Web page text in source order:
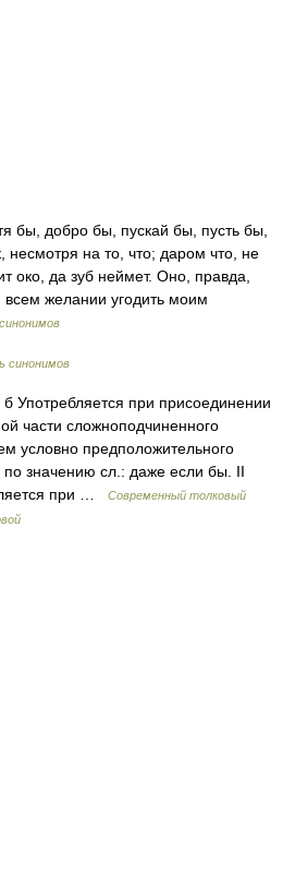
бы, добро бы, пускай бы, пусть бы,
несмотря на то, что; даром что, не
око, да зуб неймет. Оно, правда,
желании угодить моим
синонимов
Употребляется при присоединении
части сложноподчиненного
условно предположительного
по значению сл.: даже если бы. II
при …
Современный толковый